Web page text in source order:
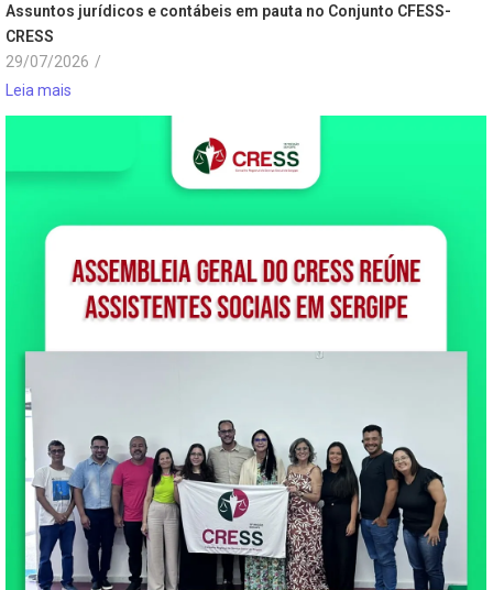
Assuntos jurídicos e contábeis em pauta no Conjunto CFESS-
CRESS
29/07/2026 /
Leia mais